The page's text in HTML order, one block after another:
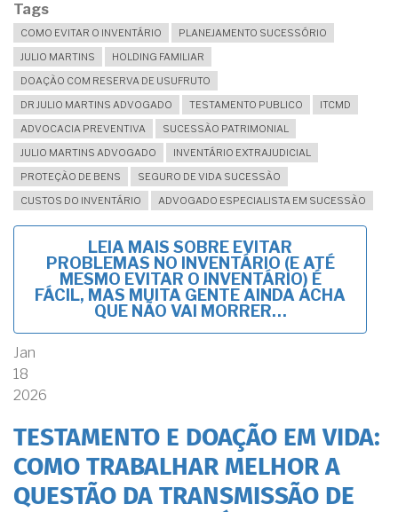
Tags
COMO EVITAR O INVENTÁRIO
PLANEJAMENTO SUCESSÓRIO
JULIO MARTINS
HOLDING FAMILIAR
DOAÇÃO COM RESERVA DE USUFRUTO
DR JULIO MARTINS ADVOGADO
TESTAMENTO PUBLICO
ITCMD
ADVOCACIA PREVENTIVA
SUCESSÃO PATRIMONIAL
JULIO MARTINS ADVOGADO
INVENTÁRIO EXTRAJUDICIAL
PROTEÇÃO DE BENS
SEGURO DE VIDA SUCESSÃO
CUSTOS DO INVENTÁRIO
ADVOGADO ESPECIALISTA EM SUCESSÃO
LEIA MAIS SOBRE EVITAR
PROBLEMAS NO INVENTÁRIO (E ATÉ
MESMO EVITAR O INVENTÁRIO) É
FÁCIL, MAS MUITA GENTE AINDA ACHA
QUE NÃO VAI MORRER…
Jan
18
2026
TESTAMENTO E DOAÇÃO EM VIDA:
COMO TRABALHAR MELHOR A
QUESTÃO DA TRANSMISSÃO DE